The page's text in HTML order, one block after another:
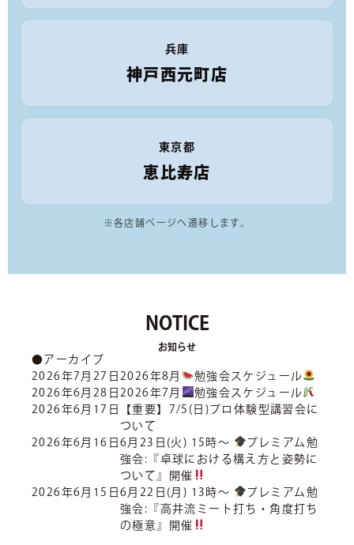
兵庫
神戸西元町店
東京都
恵比寿店
※各店舗ページへ遷移します。
NOTICE
お知らせ
●アーカイブ
2026年7月27日 2026年8月
勉強会スケジュール
2026年6月28日 2026年7月
勉強会スケジュール
2026年6月17日
【重要】7/5(日)プロ体験型講習会に
ついて
2026年6月16日 6月23日(火) 15時〜
プレミアム勉
強会:『卓球における構え方と姿勢に
ついて』開催
2026年6月15日 6月22日(月) 13時〜
プレミアム勉
強会:『高井流ミート打ち・角度打ち
の極意』開催